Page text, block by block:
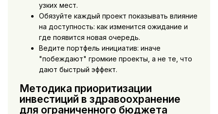
узких мест.
Обязуйте каждый проект показывать влияние
на доступность: как изменится ожидание и
где появится новая очередь.
Ведите портфель инициатив: иначе
"побеждают" громкие проекты, а не те, что
дают быстрый эффект.
Методика приоритизации
инвестиций в здравоохранение
для ограниченного бюджета